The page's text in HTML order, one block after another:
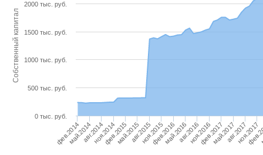
Собственный капитал
фев.2014май.2014авг.2014ноя.2014фев.2015май.2015авг.2015ноя.2015фев.2016май.2016авг.2016ноя.2016фев.2017май.2017авг.2017ноя.2017
0 тыс. руб.
500 тыс. руб.
1000 тыс. руб.
1500 тыс. руб.
2000 тыс. руб.